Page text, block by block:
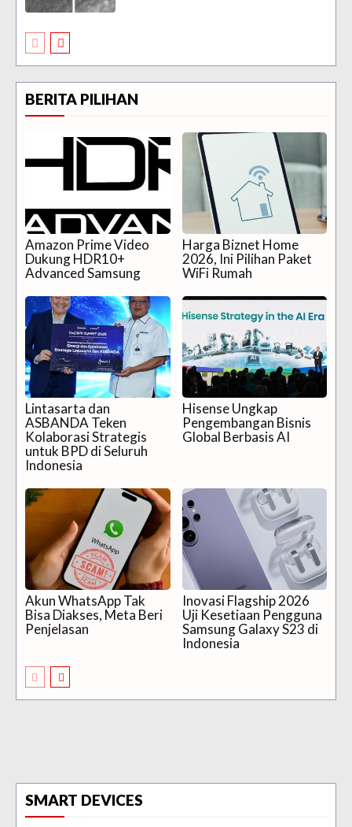
BERITA PILIHAN
Amazon Prime Video
Dukung HDR10+
Advanced Samsung
Harga Biznet Home
2026, Ini Pilihan Paket
WiFi Rumah
Lintasarta dan
ASBANDA Teken
Kolaborasi Strategis
untuk BPD di Seluruh
Indonesia
Hisense Ungkap
Pengembangan Bisnis
Global Berbasis AI
Akun WhatsApp Tak
Bisa Diakses, Meta Beri
Penjelasan
Inovasi Flagship 2026
Uji Kesetiaan Pengguna
Samsung Galaxy S23 di
Indonesia
SMART DEVICES